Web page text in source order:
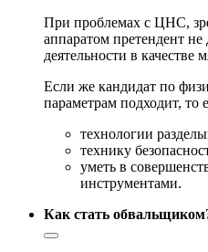
При проблемах с ЦНС,
аппаратом претендент не
деятельности в качестве
Если же кандидат по
параметрам подходит, то
технологии
технику
уметь в
инструментами.
Как стать